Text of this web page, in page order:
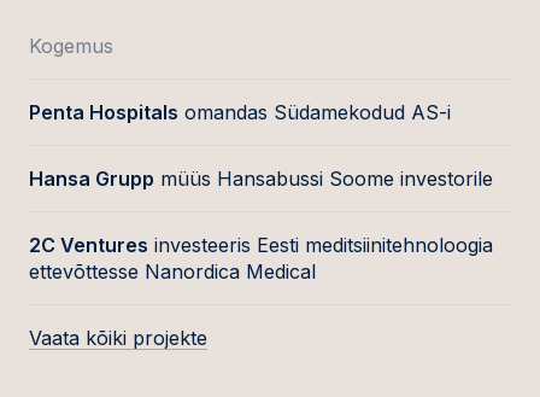
Kogemus
Penta Hospitals omandas Südamekodud AS-i
Hansa Grupp müüs Hansabussi Soome investorile
2C Ventures investeeris Eesti meditsiinitehnoloogia
ettevõttesse Nanordica Medical
Vaata kõiki projekte